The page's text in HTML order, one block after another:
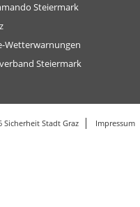
Steiermark
Wetterwarnungen
Steiermark
Sicherheit Stadt Graz Impressum